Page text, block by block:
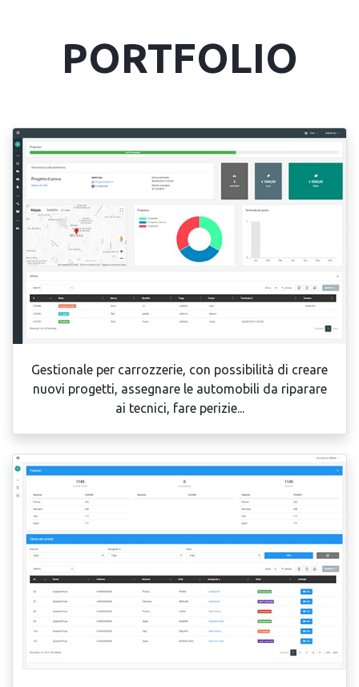
PORTFOLIO
Gestionale per carrozzerie, con possibilità di creare
nuovi progetti, assegnare le automobili da riparare
ai tecnici, fare perizie...